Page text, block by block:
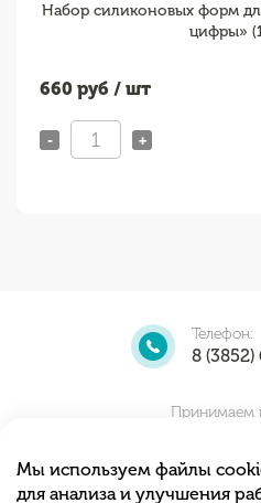
Набор силиконовых форм
цифры»
660 руб / шт
- +
Телефон:
8 (3852)
Принимаем
Мы используем файлы
для анализа и улучшения